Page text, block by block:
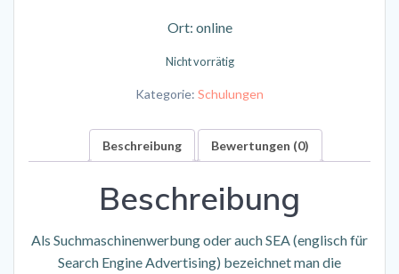
Ort: online
Nicht vorrätig
Kategorie: Schulungen
Beschreibung Bewertungen (0)
Beschreibung
Als Suchmaschinenwerbung oder auch SEA (englisch für
Search Engine Advertising) bezeichnet man die